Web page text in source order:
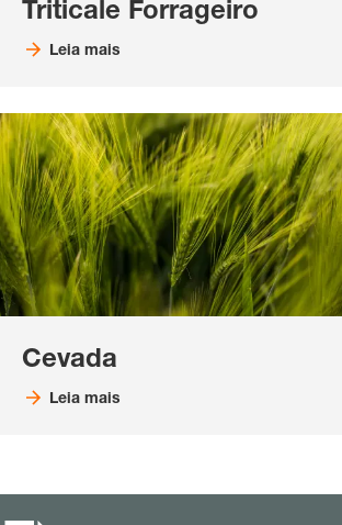
Triticale Forrageiro
Leia mais
Cevada
Leia mais